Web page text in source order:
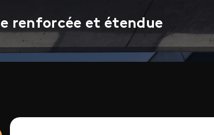
renforcée et étendue